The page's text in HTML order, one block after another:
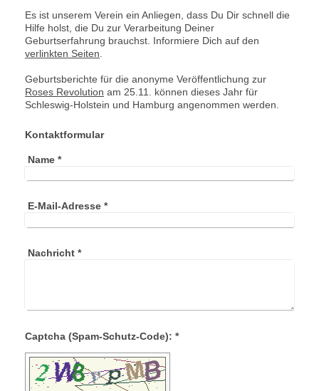
Es ist unserem Verein ein Anliegen, dass Du Dir schnell die
Hilfe holst, die Du zur Verarbeitung Deiner
Geburtserfahrung brauchst. Informiere Dich auf den
verlinkten Seiten
Geburtsberichte für die anonyme Veröffentlichung zur
Roses Revolution am 25.11. können dieses Jahr für
Schleswig-Holstein und Hamburg angenommen werden.
Kontaktformular
Name*
E-Mail-Adresse*
Nachricht*
Captcha (Spam-Schutz-Code): *